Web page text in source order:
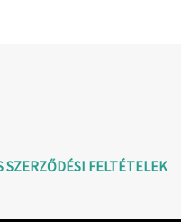
SZERZŐDÉSI FELTÉTELEK